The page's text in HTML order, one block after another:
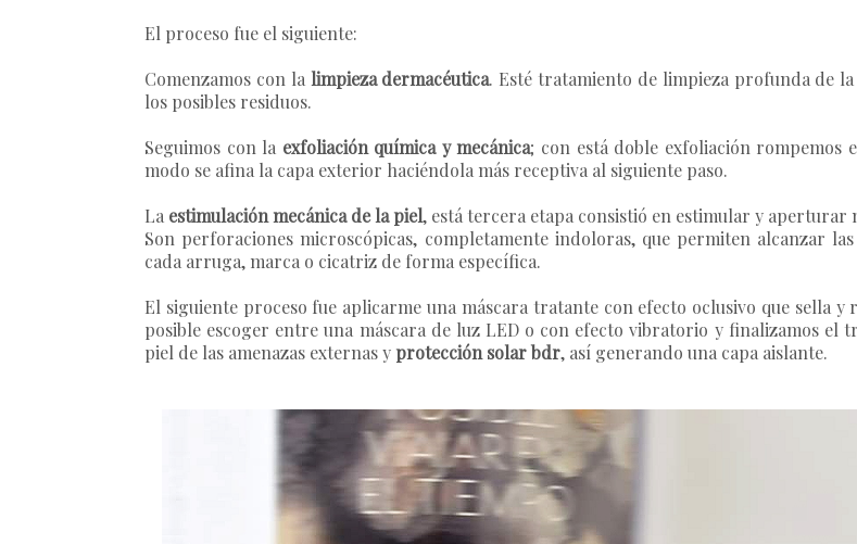
El proceso fue el siguiente:
Comenzamos con la limpieza dermacéutica. Esté tratamiento de limpieza profunda de
los posibles residuos.
Seguimos con la exfoliación química y mecánica; con está doble exfoliación rompemos
modo se afina la capa exterior haciéndola más receptiva al siguiente paso.
La estimulación mecánica de la piel, está tercera etapa consistió en estimular y aperturar
Son perforaciones microscópicas, completamente indoloras, que permiten alcanzar
cada arruga, marca o cicatriz de forma específica.
El siguiente proceso fue aplicarmeuna máscara tratante con efecto oclusivo que sella y
posible escoger entre una máscara de luz LED o con efecto vibratorio y finalizamos el
piel de las amenazas externas y protección solarbdr, así generando una capa aislante.